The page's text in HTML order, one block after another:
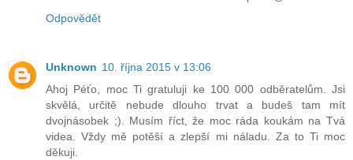
Odpovědět
Unknown 10. října 2015 v 13:06
Ahoj Péťo, moc Ti gratuluji ke 100 000 odběratelům. Jsi
skvělá, určitě nebude dlouho trvat a budeš tam mít
dvojnásobek ;). Musím říct, že moc ráda koukám na Tvá
videa. Vždy mě potěší a zlepší mi náladu. Za to Ti moc
děkuji.